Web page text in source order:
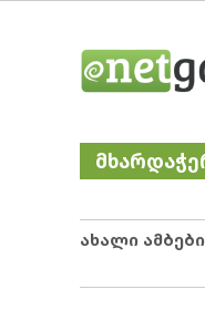
ახალი ამბები